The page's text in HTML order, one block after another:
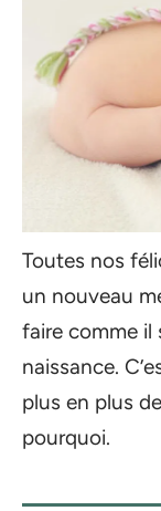
Toutes nos
un nouveau
faire comme il
naissance.
plus en plus
pourquoi.